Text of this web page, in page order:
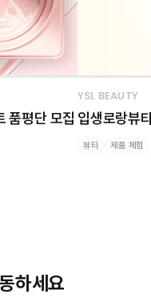
품평단 모집
YSL BEAUTY
입생로랑뷰
뷰티 제품 체험
하세요